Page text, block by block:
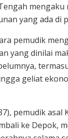
mengaku
yang ada di
pemudik
yang dinilai
geliat
pemudik
ke Depok,